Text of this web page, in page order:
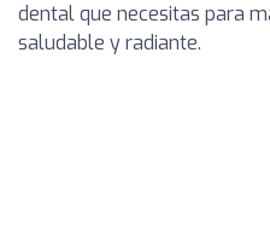
dental que necesitas para
saludable y radiante.